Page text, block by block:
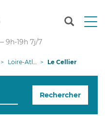
T
n
g
9h-19h 7j/7
Loire-Atlantique Le Cellier
Rechercher